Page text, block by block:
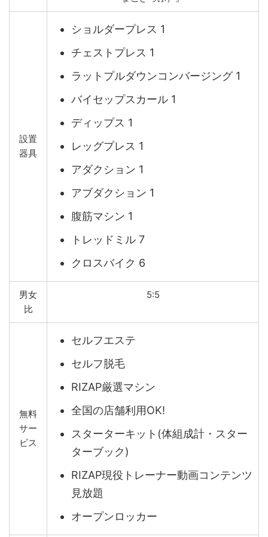
設置
器具
ショルダープレス 1
チェストプレス 1
ラットプルダウンコンバージング 1
バイセップスカール 1
ディップス 1
レッグプレス 1
アダクション 1
アブダクション 1
腹筋マシン 1
トレッドミル 7
クロスバイク 6
男女
比
5:5
無料
サー
ビス
セルフエステ
セルフ脱毛
RIZAP厳選マシン
全国の店舗利用OK!
スターターキット(体組成計・スター
ターブック)
RIZAP現役トレーナー動画コンテンツ
見放題
オープンロッカー